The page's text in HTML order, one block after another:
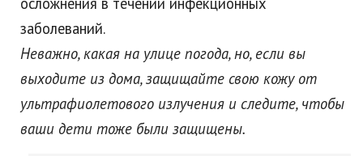
заболеваний.
Неважно, какая на улице погода, но, если вы
выходите из дома, защищайте свою кожу от
ультрафиолетового излучения и следите, чтобы
ваши дети тоже были защищены.